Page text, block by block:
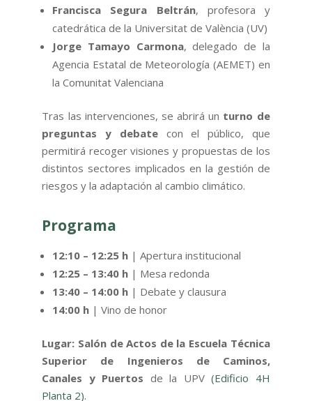
Francisca Segura Beltrán, profesora y
catedrática de la Universitat de València (UV)
Jorge Tamayo Carmona, delegado de la
Agencia Estatal de Meteorología (AEMET) en
la Comunitat Valenciana
Tras las intervenciones, se abrirá un turno de
preguntas y debatecon el público, que
permitirá recoger visiones y propuestas de los
distintos sectores implicados en la gestión de
riesgos y la adaptación al cambio climático.
Programa
12:10 – 12:25 h | Apertura institucional
12:25 – 13:40 h | Mesa redonda
13:40 – 14:00 h | Debate y clausura
14:00 h | Vino de honor
Lugar: Salón de Actos de la Escuela Técnica
Superior de Ingenieros de Caminos,
Canales y Puertos de la UPV(Edificio 4H
Planta 2).